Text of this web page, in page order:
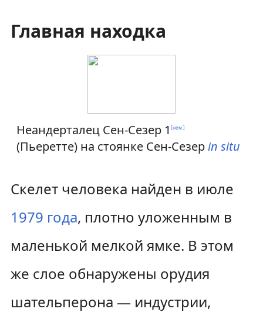
Главная находка
Неандерталец Сен-Сезер 1 [нем.]
(Пьеретте) на стоянке Сен-Сезерin situ
Скелет человека найден в июле
1979 года, плотно уложенным в
маленькой мелкой ямке. В этом
же слое обнаружены орудия
шательперона — индустрии,